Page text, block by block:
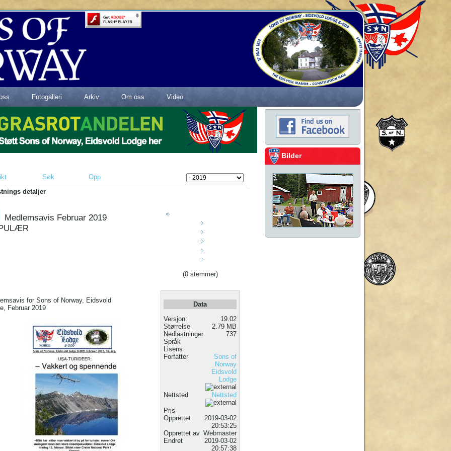
Fotogalleri Arkiv Om oss Video
Søk
Opp
detaljer
Medlemsavis Februar 2019
(0 stemmer)
for Sons of Norway, Eidsvold
Februar 2019
Data
Versjon:
19.02
Størrelse
2.79 MB
Nedlastninger
737
Språk
Lisens
Forfatter
Sons of
Norway
Eidsvold
Lodge
Nettsted Nettsted
Pris
Opprettet
2019-03-02
20:53:25
Opprettet av Webmaster
Endret
2019-03-02
20:57:38
Bilder